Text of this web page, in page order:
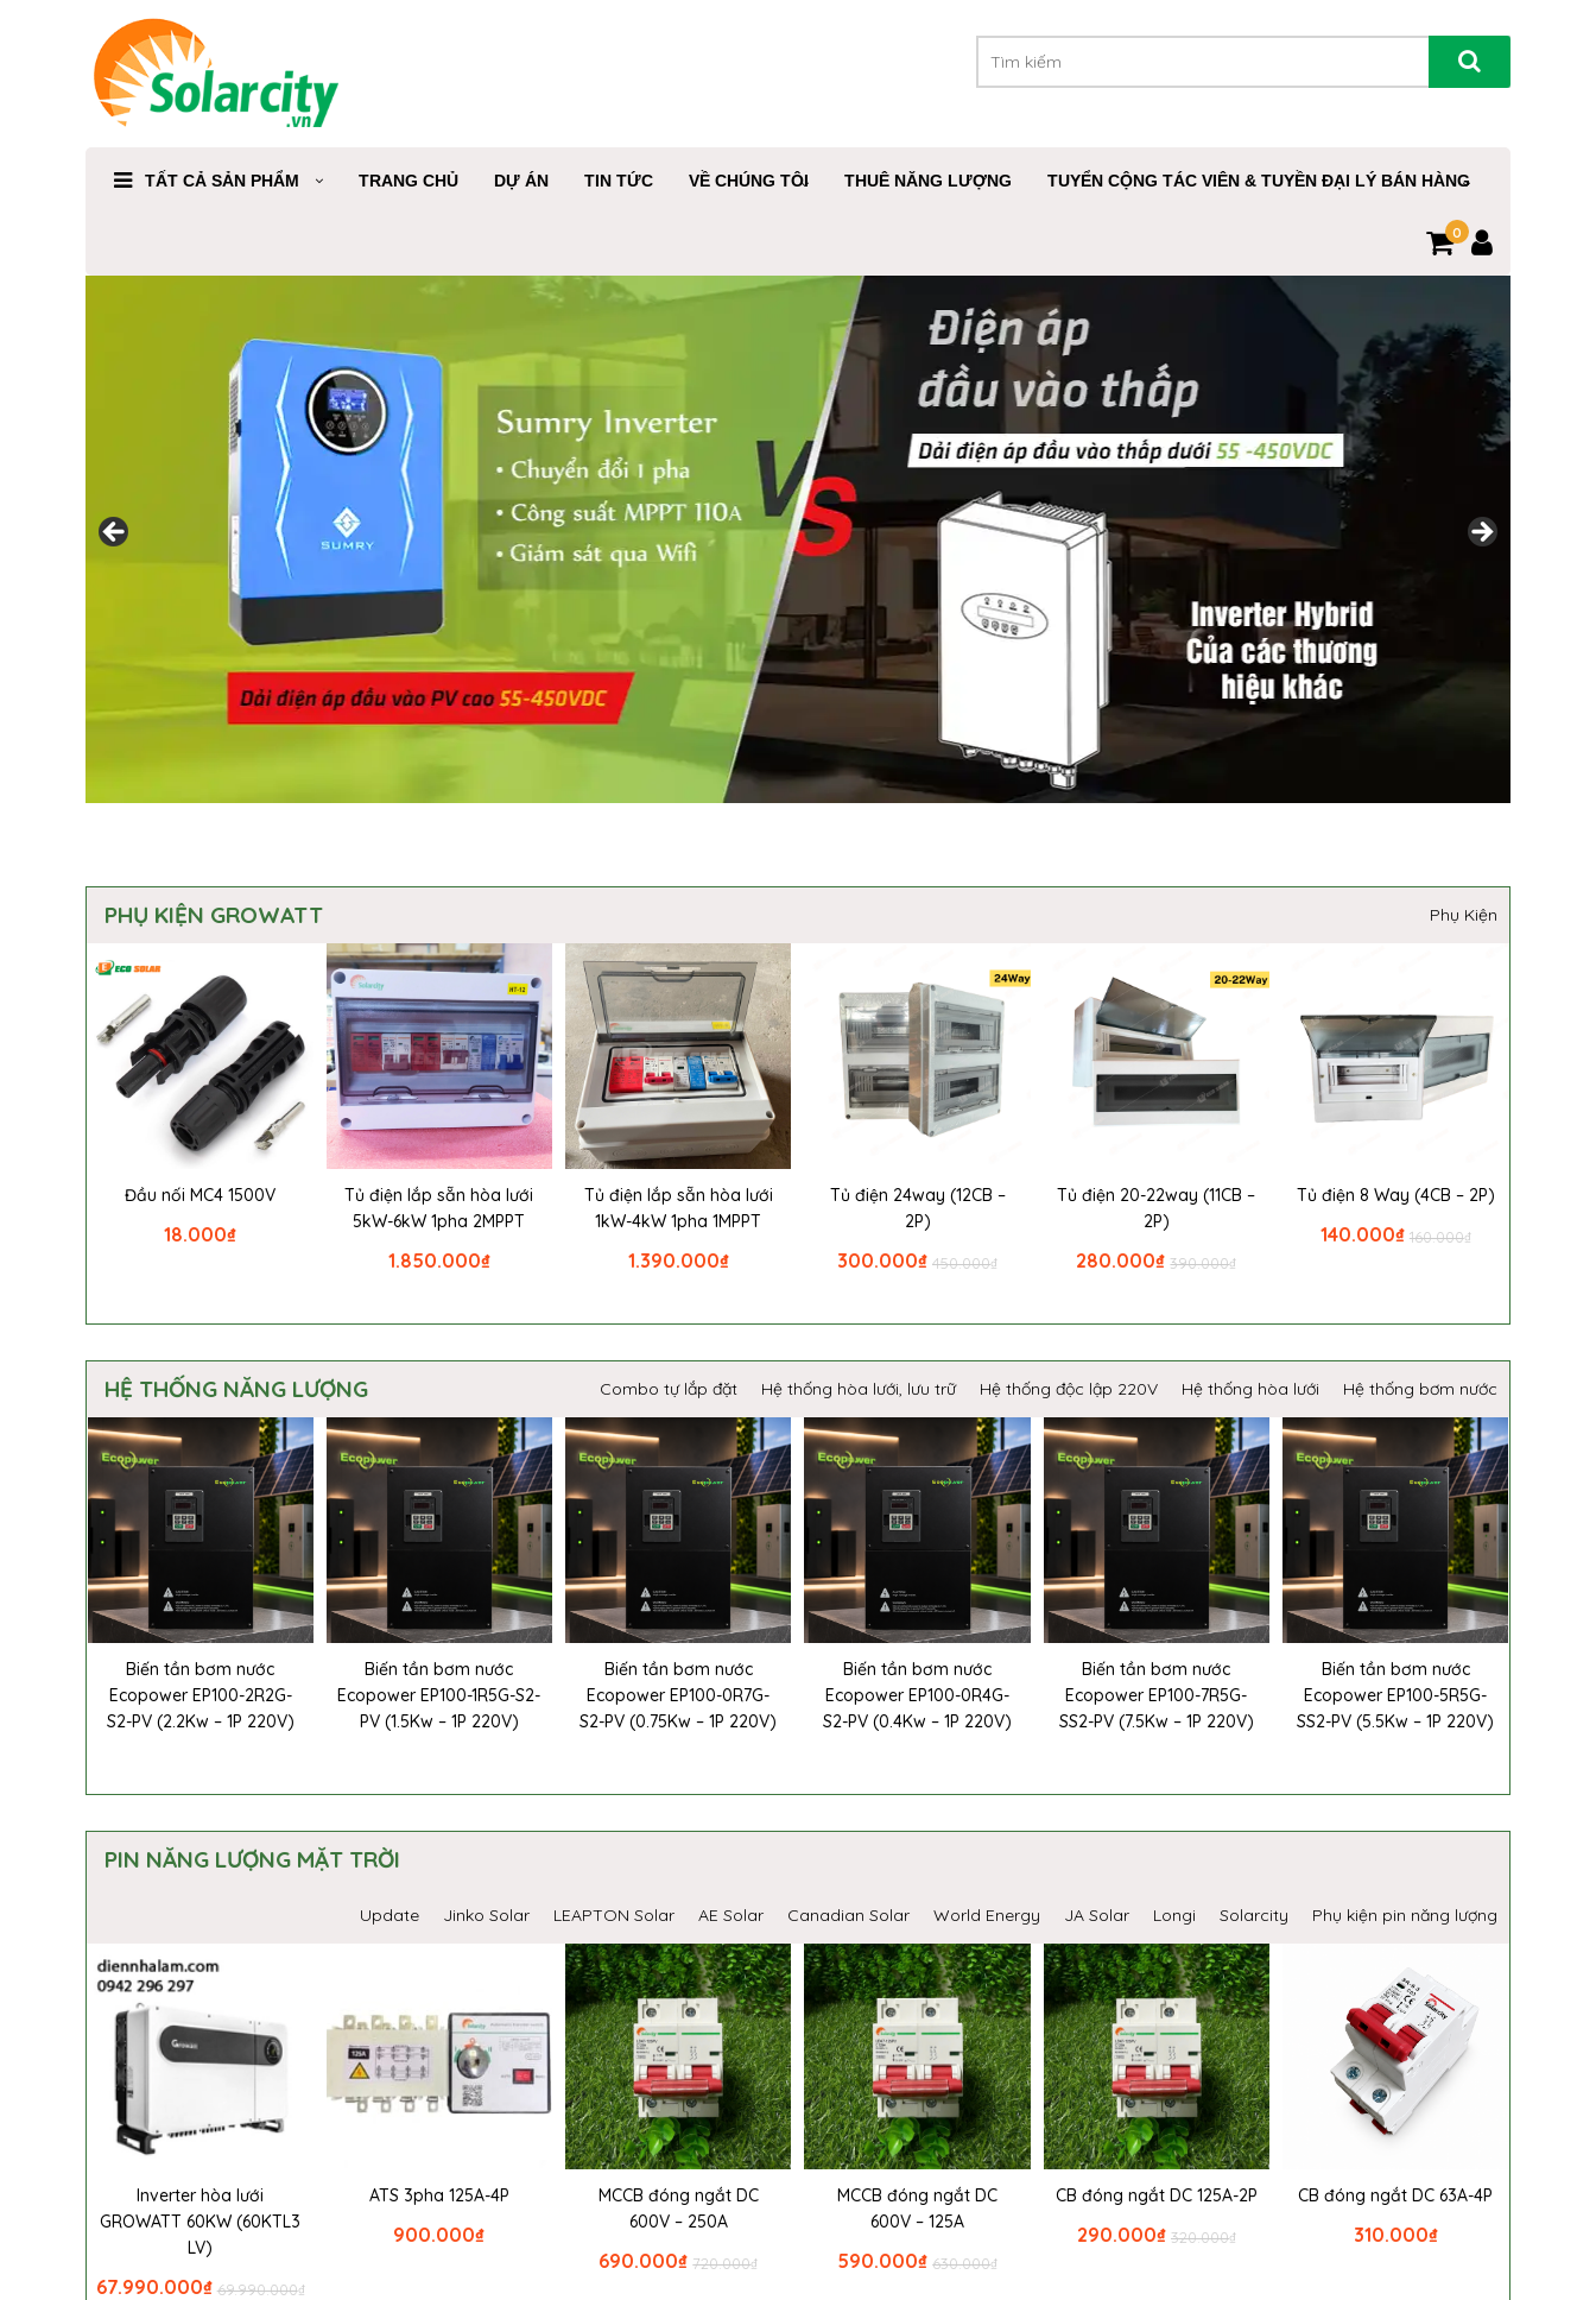
TẤT CẢ SẢN PHẨM TRANG CHỦ DỰ ÁN TIN TỨC VỀ CHÚNG TÔI THUÊ NĂNG LƯỢNG TUYỂN CỘNG TÁC VIÊN & TUYỀN ĐẠI LÝ BÁN HÀNG
0
PHỤ KIỆN GROWATT Phụ Kiện
Đầu nối MC4 1500V
₫
18.000
Tủ điện lắp sẵn hòa lưới
5kW-6kW 1pha 2MPPT
₫
1.850.000
Tủ điện lắp sẵn hòa lưới
1kW-4kW 1pha 1MPPT
₫
1.390.000
Tủ điện 24way (12CB –
2P)
₫
450.000
₫
300.000
Tủ điện 20-22way (11CB –
2P)
₫
390.000
₫
280.000
Tủ điện 8 Way (4CB – 2P)
₫
160.000
₫
140.000
HỆ THỐNG NĂNG LƯỢNG Combo tự lắp đặt Hệ thống hòa lưới, lưu trữ Hệ thống độc lập 220V Hệ thống hòa lưới Hệ thống bơm nước
Biến tần bơm nước
Ecopower EP100-2R2G-
S2-PV (2.2Kw – 1P 220V)
Biến tần bơm nước
Ecopower EP100-1R5G-S2-
PV (1.5Kw – 1P 220V)
Biến tần bơm nước
Ecopower EP100-0R7G-
S2-PV (0.75Kw – 1P 220V)
Biến tần bơm nước
Ecopower EP100-0R4G-
S2-PV (0.4Kw – 1P 220V)
Biến tần bơm nước
Ecopower EP100-7R5G-
SS2-PV (7.5Kw – 1P 220V)
Biến tần bơm nước
Ecopower EP100-5R5G-
SS2-PV (5.5Kw – 1P 220V)
PIN NĂNG LƯỢNG MẶT TRỜI
Update Jinko Solar LEAPTON Solar AE Solar Canadian Solar World Energy JA Solar Longi Solarcity Phụ kiện pin năng lượng
Inverter hòa lưới
GROWATT 60KW (60KTL3
LV)
₫
69.990.000
₫
67.990.000
ATS 3pha 125A-4P
₫
900.000
MCCB đóng ngắt DC
600V – 250A
₫
720.000
₫
690.000
MCCB đóng ngắt DC
600V – 125A
₫
630.000
₫
590.000
CB đóng ngắt DC 125A-2P
₫
320.000
₫
290.000
CB đóng ngắt DC 63A-4P
₫
310.000